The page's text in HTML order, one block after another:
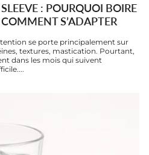
: POURQUOI BOIRE
S’ADAPTER
se porte principalement sur
textures, mastication. Pourtant,
dans les mois qui suivent